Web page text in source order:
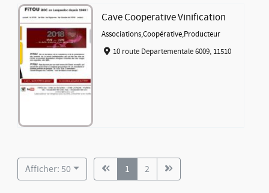
Cave Cooperative Vinification
Associations,Coopérative,Producteur
10 route Departementale 6009, 11510
Afficher: 50 1 2